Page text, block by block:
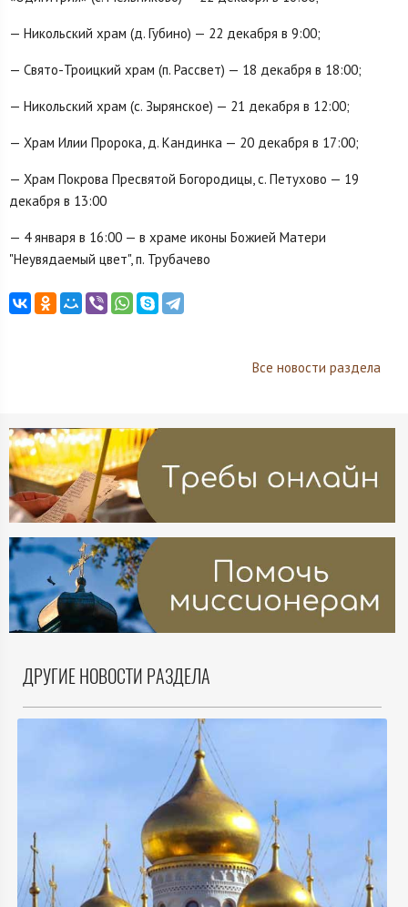
— Никольский храм (д. Губино) — 22 декабря в 9:00;
— Свято-Троицкий храм (п. Рассвет) — 18 декабря в 18:00;
— Никольский храм (с. Зырянское) — 21 декабря в 12:00;
— Храм Илии Пророка, д. Кандинка — 20 декабря в 17:00;
— Храм Покрова Пресвятой Богородицы, с. Петухово — 19
декабря в 13:00
— 4 января в 16:00 — в храме иконы Божией Матери
"Неувядаемый цвет", п. Трубачево
Все новости раздела
ДРУГИЕ НОВОСТИ РАЗДЕЛА